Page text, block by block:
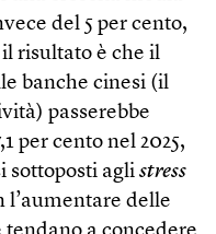
del 5 per cento,
risultato è che il
banche cinesi (il
passerebbe
per cento nel 2025,
sottoposti agli stress
l’aumentare delle